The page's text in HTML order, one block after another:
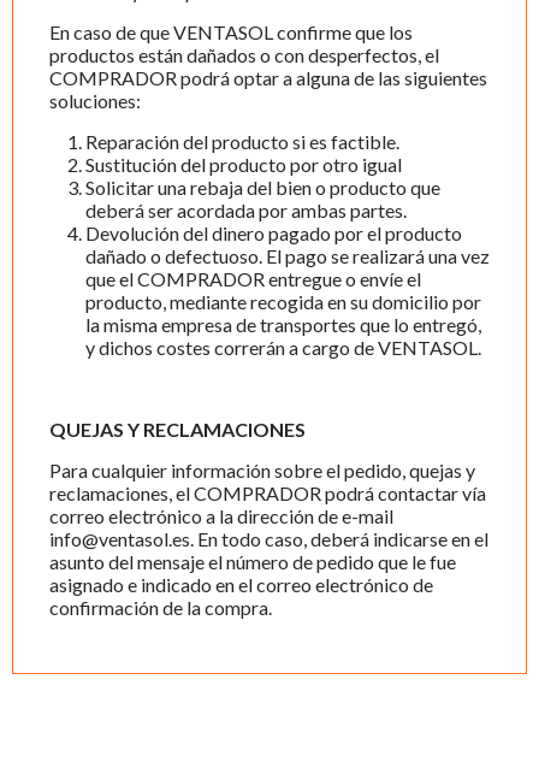
En caso de que VENTASOL confirme que los
productos están dañados o con desperfectos, el
COMPRADOR podrá optar a alguna de las siguientes
soluciones:
Reparación del producto si es factible.
Sustitución del producto por otro igual
Solicitar una rebaja del bien o producto que
deberá ser acordada por ambas partes.
Devolución del dinero pagado por el producto
dañado o defectuoso. El pago se realizará una vez
que el COMPRADOR entregue o envíe el
producto, mediante recogida en su domicilio por
la misma empresa de transportes que lo entregó,
y dichos costes correrán a cargo de VENTASOL.
QUEJAS Y RECLAMACIONES
Para cualquier información sobre el pedido, quejas y
reclamaciones, el COMPRADOR podrá contactar vía
correo electrónico a la dirección de e-mail
info@ventasol.es. En todo caso, deberá indicarse en el
asunto del mensaje el número de pedido que le fue
asignado e indicado en el correo electrónico de
confirmación de la compra.